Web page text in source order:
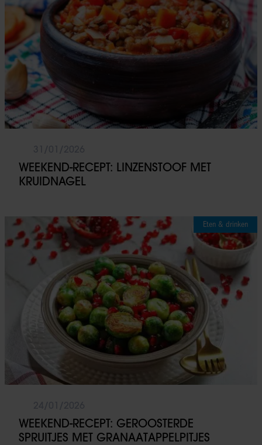
WEEKEND-RECEPT: LINZENSTOOF MET
KRUIDNAGEL
Eten & drinken
WEEKEND-RECEPT: GEROOSTERDE
SPRUITJES MET GRANAATAPPELPITJES